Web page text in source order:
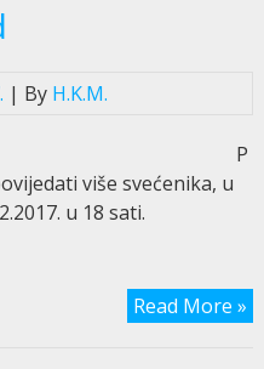
| By H.K.M.
P
više svećenika, u
u 18 sati.
Read More »